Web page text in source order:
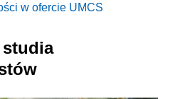
w ofercie UMCS
studia